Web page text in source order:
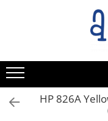
HP 826A